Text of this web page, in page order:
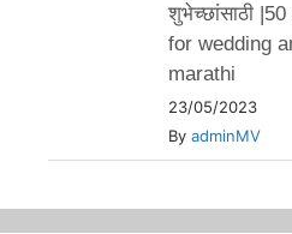
शुभेच्छांसाठी
for wedding
marathi
23/05/2023
By adminMV